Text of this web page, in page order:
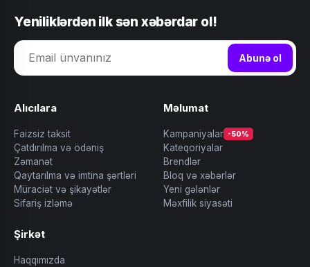
Yeniliklərdən ilk sən xəbərdar ol!
Abunə ol
Alıcılara
Faizsiz taksit
Çatdırılma və ödəniş
Zəmanət
Qaytarılma və imtina şərtləri
Müraciət və şikayətlər
Sifariş izləmə
Məlumat
Kampaniyalar -50%
Kateqoriyalar
Brendlər
Bloq və xəbərlər
Yeni gələnlər
Məxfilik siyasəti
Şirkət
Haqqımızda